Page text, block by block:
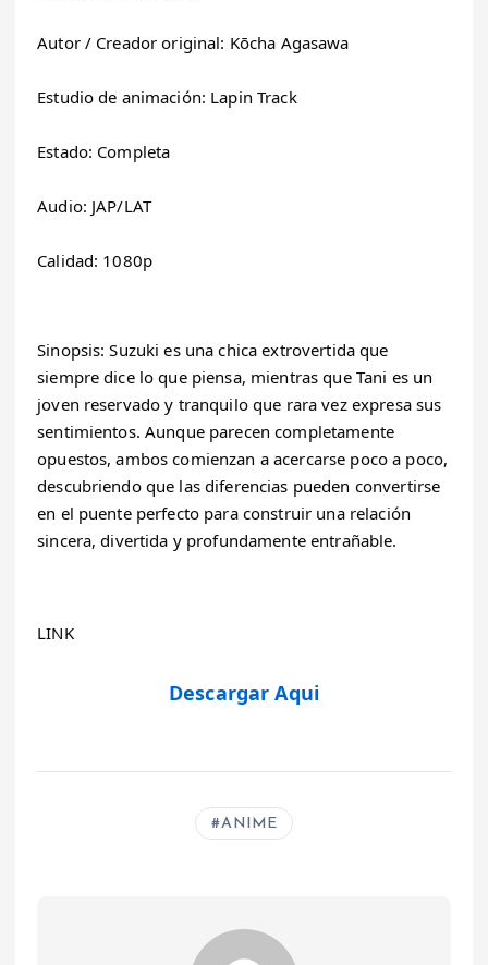
Autor / Creador original: Kōcha Agasawa
Estudio de animación: Lapin Track
Estado: Completa
Audio: JAP/LAT
Calidad: 1080p
Sinopsis: Suzuki es una chica extrovertida que
siempre dice lo que piensa, mientras que Tani es un
joven reservado y tranquilo que rara vez expresa sus
sentimientos. Aunque parecen completamente
opuestos, ambos comienzan a acercarse poco a poco,
descubriendo que las diferencias pueden convertirse
en el puente perfecto para construir una relación
sincera, divertida y profundamente entrañable.
LINK
Descargar Aqui
ANIME